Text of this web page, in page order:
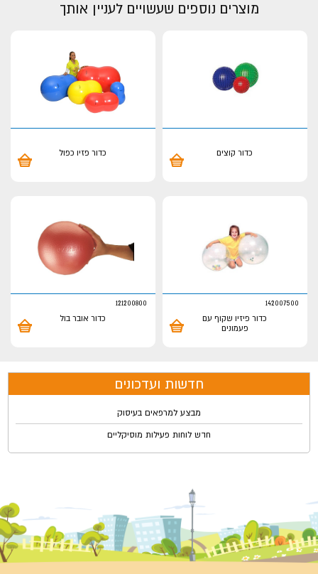
מוצרים נוספים שעשויים לעניין אותך
כדור קוצים כדור פזיו כפול
142007500
כדור פיזיו שקוף עם
פעמונים
121200800
כדור אובר בול
חדשות ועדכונים
מבצע למרפאים בעיסוק
חדש לוחות פעילות מוסיקליים